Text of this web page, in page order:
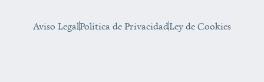
Aviso LegalPolítica de PrivacidadLey de Cookies